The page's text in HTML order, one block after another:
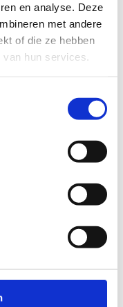
en analyse. Deze
met andere
of die ze hebben
hun services.